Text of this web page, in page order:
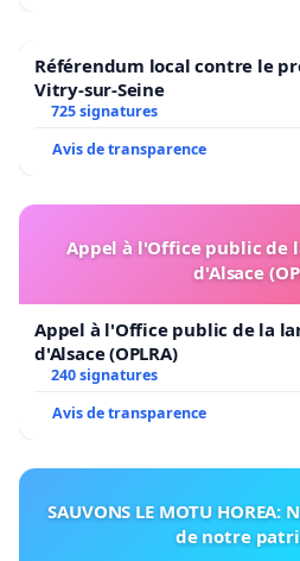
Référendum local contre le
Vitry-sur-Seine
725 signatures
Avis de transparence
Appel à l'Office public de
d'Alsace
Appel à l'Office public de la
d'Alsace (OPLRA)
240 signatures
Avis de transparence
SAUVONS LE MOTU
de notre